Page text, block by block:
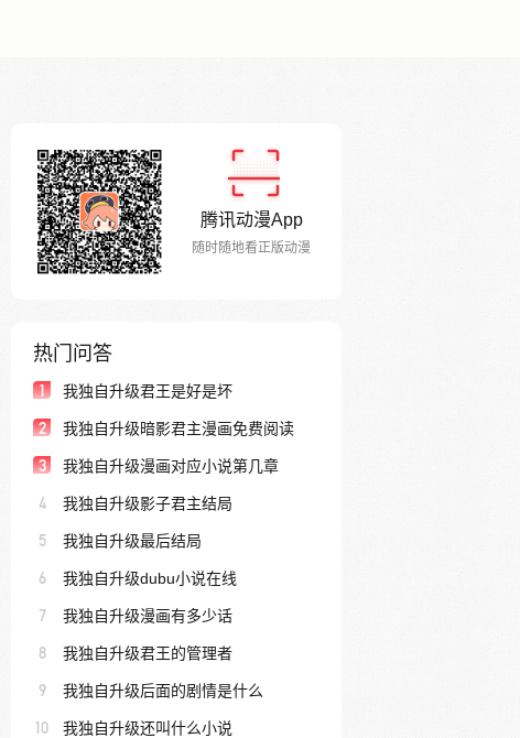
腾讯动漫App
随时随地看正版动漫
热门问答
1 我独自升级君王是好是坏
2 我独自升级暗影君主漫画免费阅读
3 我独自升级漫画对应小说第几章
4 我独自升级影子君主结局
5 我独自升级最后结局
6 我独自升级dubu小说在线
7 我独自升级漫画有多少话
8 我独自升级君王的管理者
9 我独自升级后面的剧情是什么
10 我独自升级还叫什么小说